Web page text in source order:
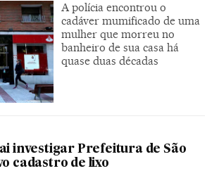
A polícia encontrou o
cadáver mumificado de uma
mulher que morreu no
banheiro de sua casa há
quase duas décadas
investigar Prefeitura de São
cadastro de lixo